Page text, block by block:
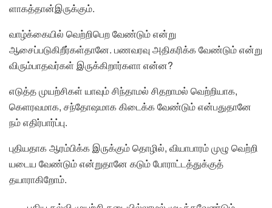
ளாகத்தான்இருக்கும்.
வாழ்க்கையில் வெற்றிபெற வேண்டும் என்று
ஆசைப்படுகிறீர்கள்தானே. பணவரவு அதிகரிக்க வேண்டும் என்று
விரும்பாதவர்கள் இருக்கிறார்களா என்ன?
எடுத்த முயற்சிகள் யாவும் சிந்தாமல் சிதறாமல் வெற்றியாக,
கெளரவமாக, சந்தோஷமாக கிடைக்க வேண்டும் என்பதுதானே
நம் எதிர்பார்ப்பு.
புதியதாக ஆரம்பிக்க இருக்கும் தொழில், வியாபாரம் முழு வெற்றி
யடைய வேண்டும் என்றுதானே கடும் போராட்டத்துக்குத்
தயாராகிறோம்.